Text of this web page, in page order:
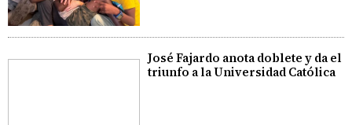
José Fajardo anota doblete y da el
triunfo a la Universidad Católica